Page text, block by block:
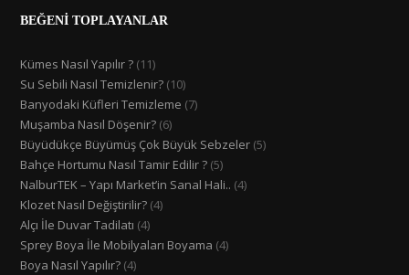
BEĞENİ TOPLAYANLAR
Kümes Nasıl Yapılır ? (11)
Su Sebili Nasıl Temizlenir? (10)
Banyodaki Küfleri Temizleme (7)
Muşamba Nasıl Döşenir? (6)
Büyüdükçe Büyümüş Çok Büyük Sebzeler (5)
Bahçe Hortumu Nasıl Tamir Edilir ? (5)
NalburTEK – Yapı Market’in Sanal Hali.. (4)
Klozet Nasıl Değiştirilir? (4)
Alçı İle Duvar Tadilatı (4)
Sprey Boya İle Mobilyaları Boyama (4)
Boya Nasıl Yapılır? (4)